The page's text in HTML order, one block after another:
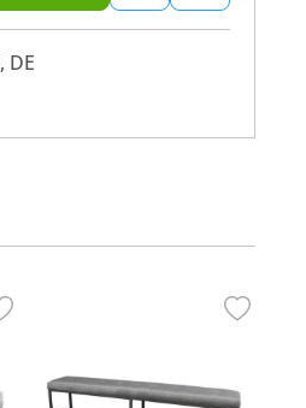
DE